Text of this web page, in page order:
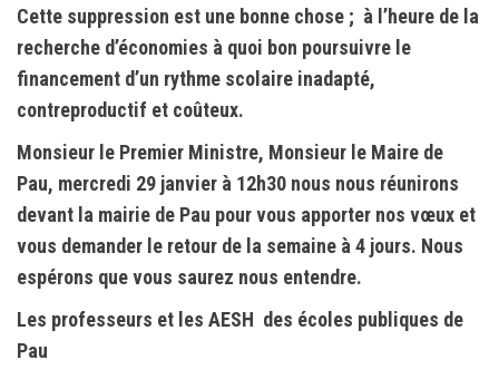
Cette suppression est une bonne chose ; à l’heure de la
recherche d’économies à quoi bon poursuivre le
financement d’un rythme scolaire inadapté,
contreproductif et coûteux.
Monsieur le Premier Ministre, Monsieur le Maire de
Pau, mercredi 29 janvier à 12h30 nous nous réunirons
devant la mairie de Pau pour vous apporter nos vœux et
vous demander le retour de la semaine à 4 jours. Nous
espérons que vous saurez nous entendre.
Les professeurs et les AESH des écoles publiques de
Pau